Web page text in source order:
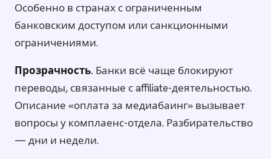
Особенно в странах с ограниченным
банковским доступом или санкционными
ограничениями.
Прозрачность. Банки всё чаще блокируют
переводы, связанные с affiliate-деятельностью.
Описание «оплата за медиабаинг» вызывает
вопросы у комплаенс-отдела. Разбирательство
— дни и недели.